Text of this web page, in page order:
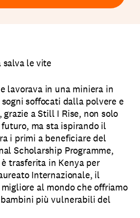
salva le vite
lavorava in una miniera in
sogni soffocati dalla polvere e
a Still I Rise, non solo
ma sta ispirando il
i primi a beneficiare del
Scholarship Programme,
trasferita in Kenya per
Internazionale, il
al mondo che offriamo
più vulnerabili del